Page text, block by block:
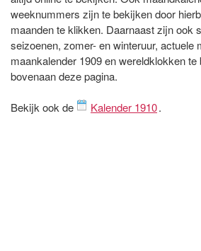
weeknummers zijn te bekijken door
maanden te klikken. Daarnaast zijn ook
seizoenen, zomer- en winteruur, actuele
maankalender 1909 en wereldklokken
bovenaan deze pagina.
Bekijk ook de Kalender 1910.